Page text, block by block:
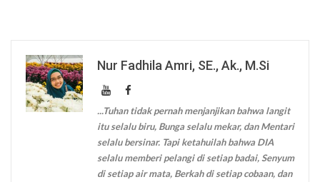
Nur Fadhila Amri, SE., Ak., M.Si
...Tuhan tidak pernah menjanjikan bahwa langit
itu selalu biru, Bunga selalu mekar, dan Mentari
selalu bersinar. Tapi ketahuilah bahwa DIA
selalu memberi pelangi di setiap badai, Senyum
di setiap air mata, Berkah di setiap cobaan, dan